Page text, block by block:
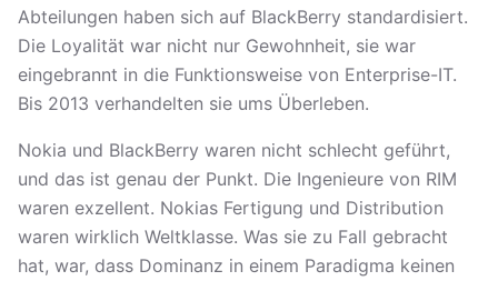
Abteilungen haben sich auf BlackBerry standardisiert.
Die Loyalität war nicht nur Gewohnheit, sie war
eingebrannt in die Funktionsweise von Enterprise-IT.
Bis 2013 verhandelten sie ums Überleben.
Nokia und BlackBerry waren nicht schlecht geführt,
und das ist genau der Punkt. Die Ingenieure von RIM
waren exzellent. Nokias Fertigung und Distribution
waren wirklich Weltklasse. Was sie zu Fall gebracht
hat, war, dass Dominanz in einem Paradigma keinen